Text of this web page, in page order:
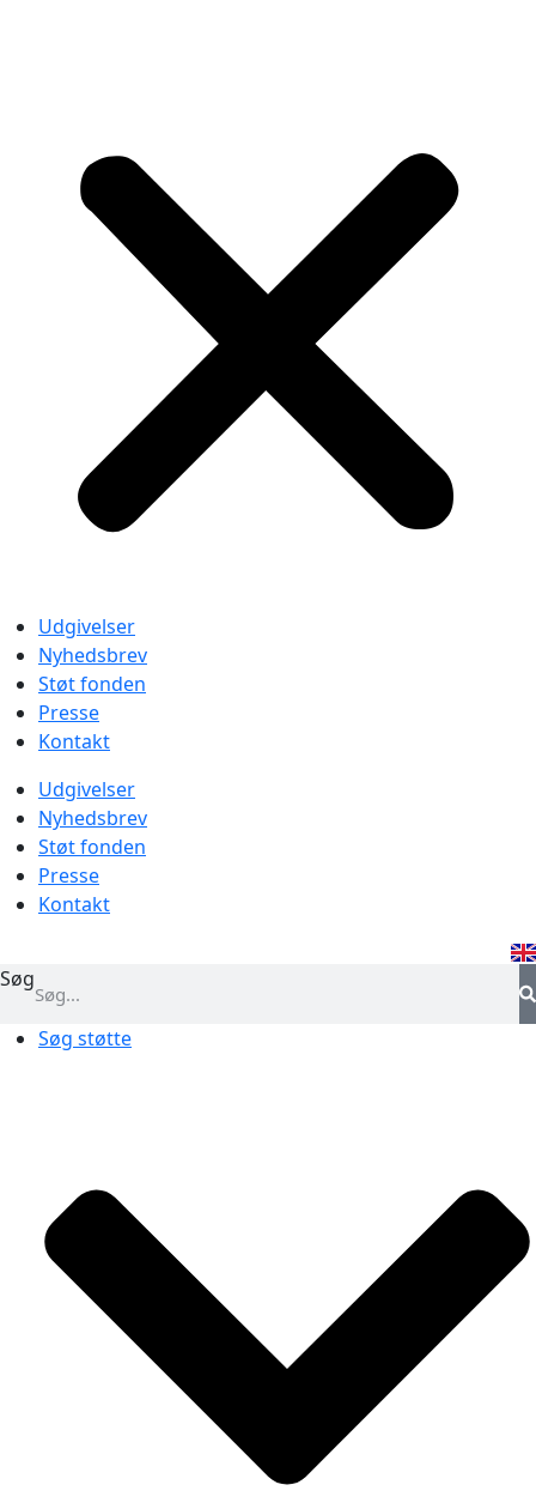
Udgivelser
Nyhedsbrev
Støt fonden
Presse
Kontakt
Udgivelser
Nyhedsbrev
Støt fonden
Presse
Kontakt
Søg
Søg støtte